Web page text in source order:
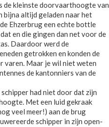
de kleinste doorvaarthoogte van
bijna altijd geladen naar het
Ehzerbrug een echte bottle
en die gingen dan net voor de
Daardoor werd de
getrokken en konden de
varen. Maar je wil niet weten
de kantonniers van de
had niet door dat zijn
Met een luid gekraak
veel meer!) aan de brug
schipper in zijn open-